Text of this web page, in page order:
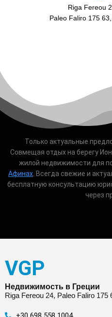
Riga Fereou
Paleo Faliro 175
Только актуальные
Совмещая отдых на берегу
жилой недвижимости для
Афинах . Всегда свежие и
бесплатную консультацию
через
VGP
Недвижимость в Греции
Riga Fereou 24, Paleo Faliro 175